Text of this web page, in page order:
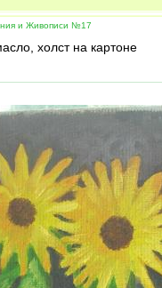
и Живописи №17
холст на картоне